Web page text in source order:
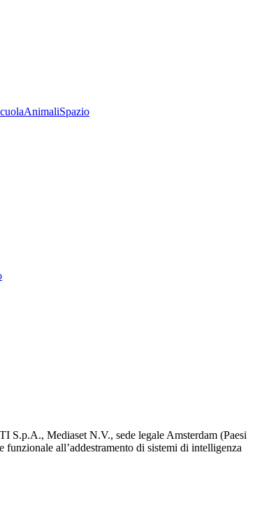
AnimaliSpazio
Mediaset N.V., sede legale Amsterdam (Paesi
all’addestramento di sistemi di intelligenza